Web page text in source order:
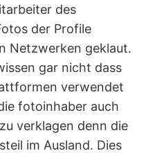
des
der Profile
Netzwerken geklaut.
gar nicht dass
verwendet
fotoinhaber auch
verklagen denn die
im Ausland. Dies